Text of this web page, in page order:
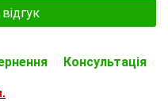
Консультація